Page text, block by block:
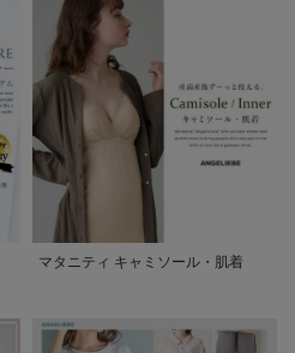
マタニティ キャミソール・肌着